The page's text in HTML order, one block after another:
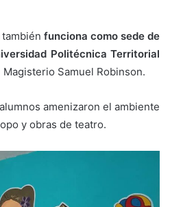
funciona como sede de
Politécnica Territorial
Magisterio Samuel Robinson.
amenizaron el ambiente
y obras de teatro.